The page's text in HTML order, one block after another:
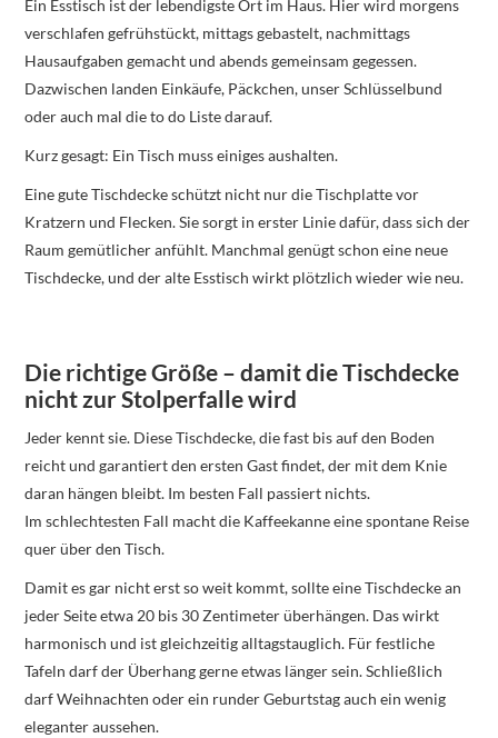
Ein Esstisch ist der lebendigste Ort im Haus. Hier wird morgens
verschlafen gefrühstückt, mittags gebastelt, nachmittags
Hausaufgaben gemacht und abends gemeinsam gegessen.
Dazwischen landen Einkäufe, Päckchen, unser Schlüsselbund
oder auch mal die to do Liste darauf.
Kurz gesagt: Ein Tisch muss einiges aushalten.
Eine gute Tischdecke schützt nicht nur die Tischplatte vor
Kratzern und Flecken. Sie sorgt in erster Linie dafür, dass sich der
Raum gemütlicher anfühlt. Manchmal genügt schon eine neue
Tischdecke, und der alte Esstisch wirkt plötzlich wieder wie neu.
Die richtige Größe – damit die Tischdecke
nicht zur Stolperfalle wird
Jeder kennt sie. Diese Tischdecke, die fast bis auf den Boden
reicht und garantiert den ersten Gast findet, der mit dem Knie
daran hängen bleibt. Im besten Fall passiert nichts.
Im schlechtesten Fall macht die Kaffeekanne eine spontane Reise
quer über den Tisch.
Damit es gar nicht erst so weit kommt, sollte eine Tischdecke an
jeder Seite etwa 20 bis 30 Zentimeter überhängen. Das wirkt
harmonisch und ist gleichzeitig alltagstauglich. Für festliche
Tafeln darf der Überhang gerne etwas länger sein. Schließlich
darf Weihnachten oder ein runder Geburtstag auch ein wenig
eleganter aussehen.